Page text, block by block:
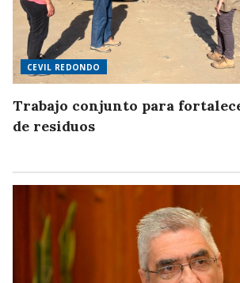
CEVIL REDONDO
Trabajo conjunto para
de residuos